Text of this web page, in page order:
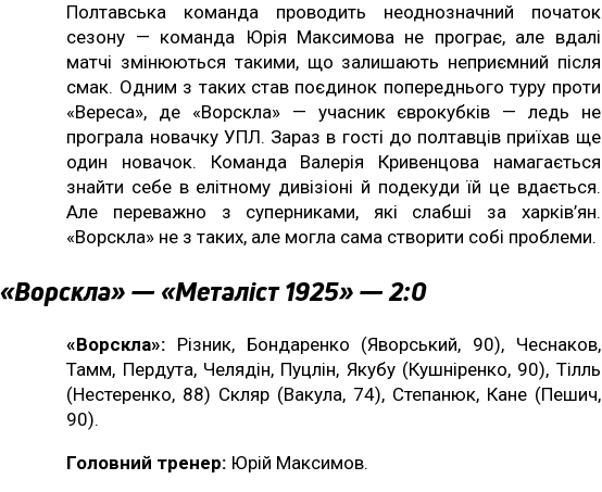
Полтавська команда проводить неоднозначний початок
сезону — команда Юрія Максимова не програє, але вдалі
матчі змінюються такими, що залишають неприємний після
смак. Одним з таких став поєдинок попереднього туру проти
«Вереса», де «Ворскла» — учасник єврокубків — ледь не
програла новачку УПЛ. Зараз в гості до полтавців приїхав ще
один новачок. Команда Валерія Кривенцова намагається
знайти себе в елітному дивізіоні й подекуди їй це вдається.
Але переважно з суперниками, які слабші за харків’ян.
«Ворскла» не з таких, але могла сама створити собі проблеми.
«Ворскла» — «Металіст 1925» — 2:0
«Ворскла»: Різник, Бондаренко (Яворський, 90), Чеснаков,
Тамм, Пердута, Челядін, Пуцлін, Якубу (Кушніренко, 90), Тілль
(Нестеренко, 88) Скляр (Вакула, 74), Степанюк, Кане (Пешич,
90).
Головний тренер: Юрій Максимов.